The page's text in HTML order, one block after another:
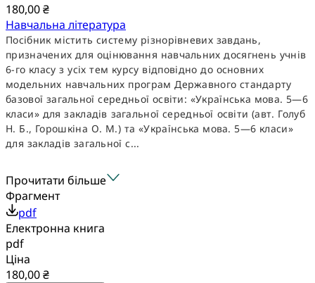
180,00 ₴
Навчальна література
Посібник містить систему різнорівневих завдань,
призначених для оцінювання навчальних досягнень учнів
6-го класу з усіх тем курсу відповідно до основних
модельних навчальних програм Державного стандарту
базової загальної середньої освіти: «Українська мова. 5—6
класи» для закладів загальної середньої освіти (авт. Голуб
Н. Б., Горошкіна О. М.) та «Українська мова. 5—6 класи»
для закладів загальної с...
Прочитати більше
Фрагмент
pdf
Електронна книга
pdf
Ціна
180,00 ₴